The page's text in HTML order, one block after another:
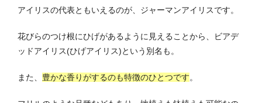
アイリスの代表ともいえるのが、ジャーマンアイリスです。
花びらのつけ根にひげがあるように見えることから、ビアデ
ッドアイリス(ひげアイリス)という別名も。
また、 豊かな香りがするのも特徴のひとつです。